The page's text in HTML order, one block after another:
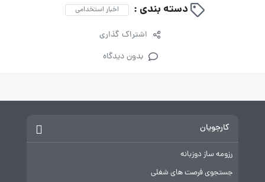
دسته بندی : اخبار استخدامی
اشتراک گذاری
بدون دیدگاه
کارجویان
رزومه ساز دوزبانه
جستجوی فرصت های شغلی